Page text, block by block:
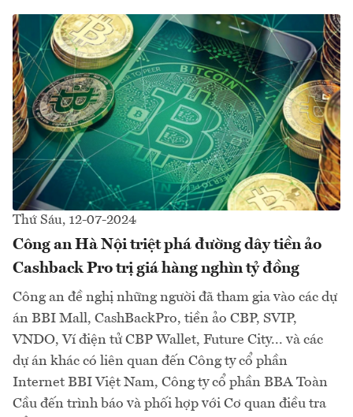
Thứ Sáu, 12-07-2024
Công an Hà Nội triệt phá đường dây tiền ảo
Cashback Pro trị giá hàng nghìn tỷ đồng
Công an đề nghị những người đã tham gia vào các dự
án BBI Mall, CashBackPro, tiền ảo CBP, SVIP,
VNDO, Ví điện tử CBP Wallet, Future City... và các
dự án khác có liên quan đến Công ty cổ phần
Internet BBI Việt Nam, Công ty cổ phần BBA Toàn
Cầu đến trình báo và phối hợp với Cơ quan điều tra